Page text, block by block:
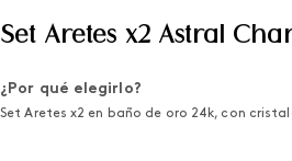
Set Aretes x2 Astral
¿Por qué elegirlo?
Set Aretes x2 en baño de oro 24k, con